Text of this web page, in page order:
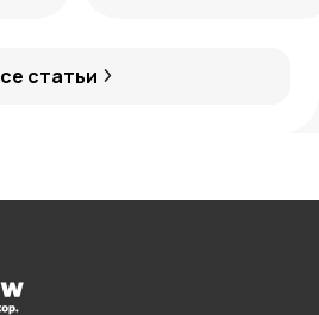
статьи